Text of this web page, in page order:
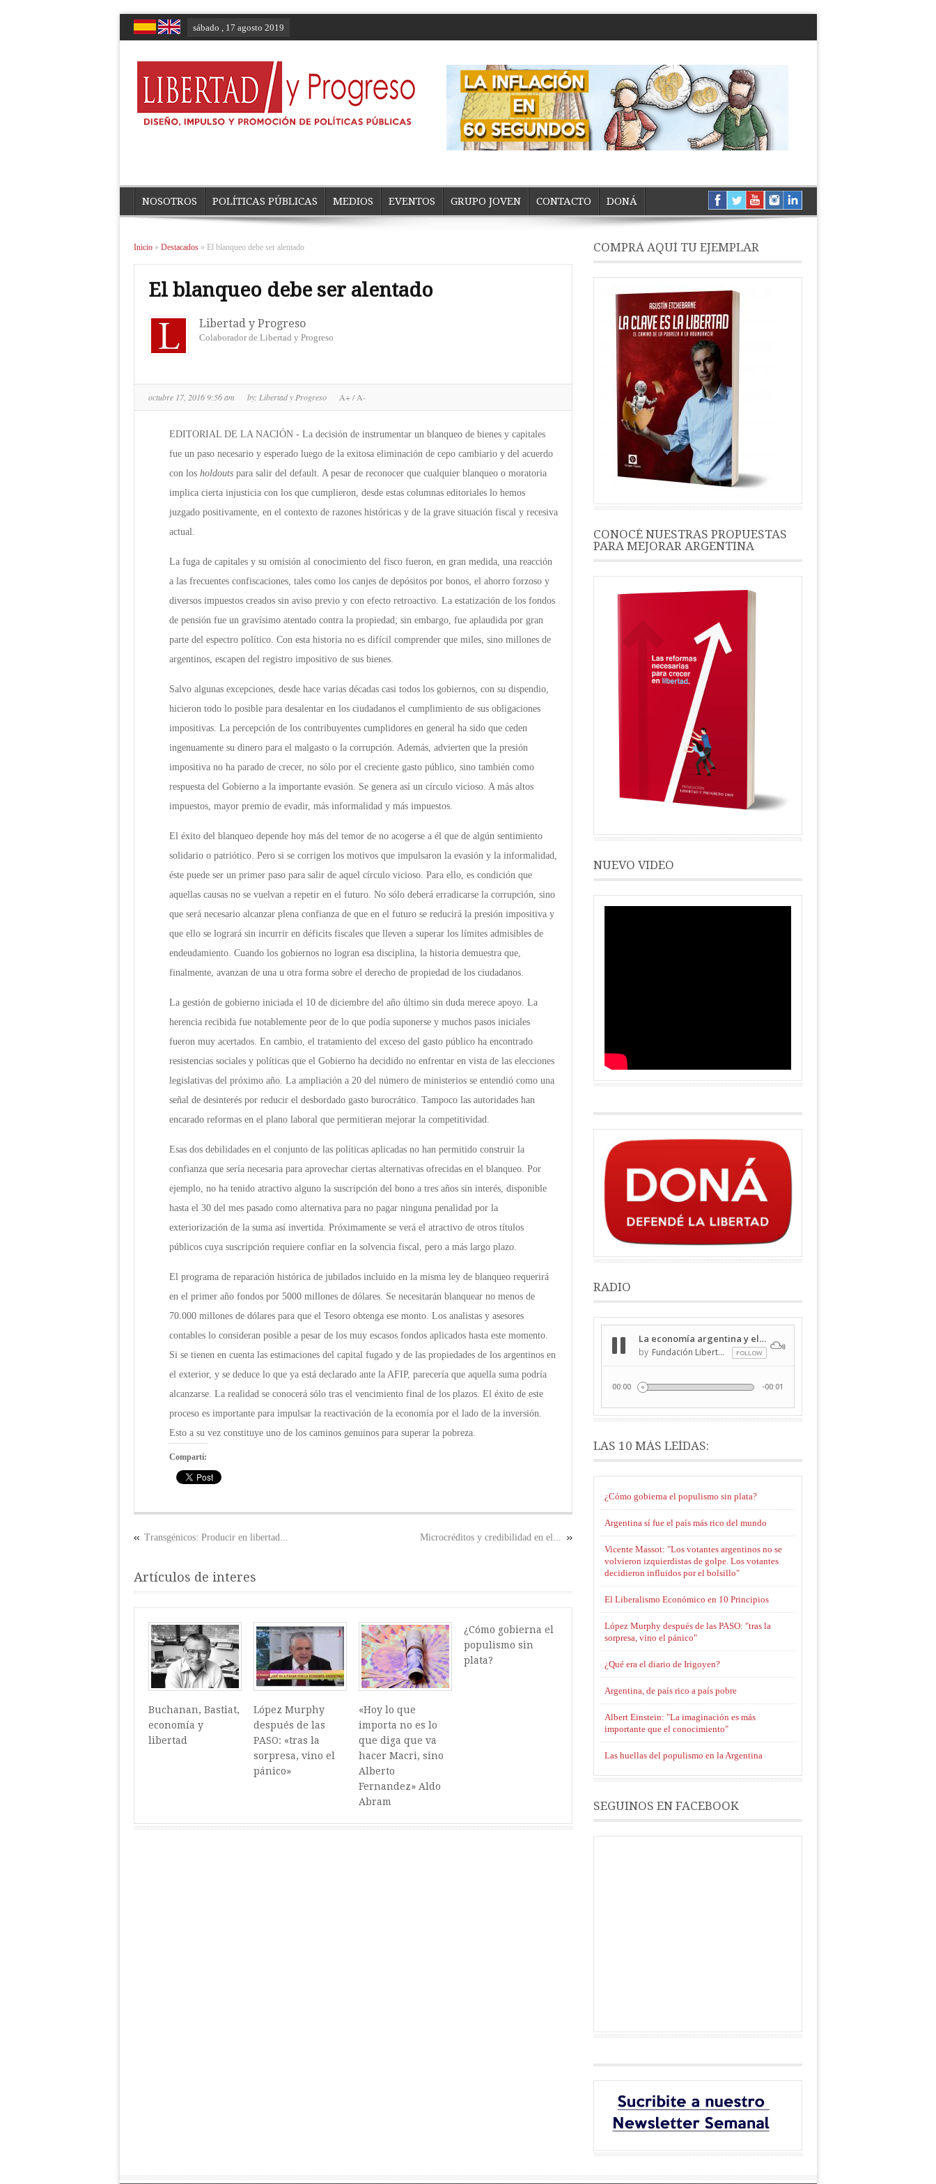
sábado , 17 agosto 2019
NOSOTROS POLÍTICAS PÚBLICAS MEDIOS EVENTOS GRUPO JOVEN CONTACTO DONÁ
Inicio » Destacados » El blanqueo debe ser alentado
El blanqueo debe ser alentado
Libertad y Progreso
Colaborador de Libertad y Progreso
octubre 17, 2016 9:56 am by: Libertad y Progreso A+/A-
EDITORIAL DE LA NACIÓN - La decisión de instrumentar un blanqueo de bienes y capitales
fue un paso necesario y esperado luego de la exitosa eliminación de cepo cambiario y del acuerdo
con los holdouts para salir del default. A pesar de reconocer que cualquier blanqueo o moratoria
implica cierta injusticia con los que cumplieron, desde estas columnas editoriales lo hemos
juzgado positivamente, en el contexto de razones históricas y de la grave situación fiscal y recesiva
actual.
La fuga de capitales y su omisión al conocimiento del fisco fueron, en gran medida, una reacción
a las frecuentes confiscaciones, tales como los canjes de depósitos por bonos, el ahorro forzoso y
diversos impuestos creados sin aviso previo y con efecto retroactivo. La estatización de los fondos
de pensión fue un gravísimo atentado contra la propiedad; sin embargo, fue aplaudida por gran
parte del espectro político. Con esta historia no es difícil comprender que miles, sino millones de
argentinos, escapen del registro impositivo de sus bienes.
Salvo algunas excepciones, desde hace varias décadas casi todos los gobiernos, con su dispendio,
hicieron todo lo posible para desalentar en los ciudadanos el cumplimiento de sus obligaciones
impositivas. La percepción de los contribuyentes cumplidores en general ha sido que ceden
ingenuamente su dinero para el malgasto o la corrupción. Además, advierten que la presión
impositiva no ha parado de crecer, no sólo por el creciente gasto público, sino también como
respuesta del Gobierno a la importante evasión. Se genera así un círculo vicioso. A más altos
impuestos, mayor premio de evadir, más informalidad y más impuestos.
El éxito del blanqueo depende hoy más del temor de no acogerse a él que de algún sentimiento
solidario o patriótico. Pero si se corrigen los motivos que impulsaron la evasión y la informalidad,
éste puede ser un primer paso para salir de aquel círculo vicioso. Para ello, es condición que
aquellas causas no se vuelvan a repetir en el futuro. No sólo deberá erradicarse la corrupción, sino
que será necesario alcanzar plena confianza de que en el futuro se reducirá la presión impositiva y
que ello se logrará sin incurrir en déficits fiscales que lleven a superar los límites admisibles de
endeudamiento. Cuando los gobiernos no logran esa disciplina, la historia demuestra que,
finalmente, avanzan de una u otra forma sobre el derecho de propiedad de los ciudadanos.
La gestión de gobierno iniciada el 10 de diciembre del año último sin duda merece apoyo. La
herencia recibida fue notablemente peor de lo que podía suponerse y muchos pasos iniciales
fueron muy acertados. En cambio, el tratamiento del exceso del gasto público ha encontrado
resistencias sociales y políticas que el Gobierno ha decidido no enfrentar en vista de las elecciones
legislativas del próximo año. La ampliación a 20 del número de ministerios se entendió como una
señal de desinterés por reducir el desbordado gasto burocrático. Tampoco las autoridades han
encarado reformas en el plano laboral que permitieran mejorar la competitividad.
Esas dos debilidades en el conjunto de las políticas aplicadas no han permitido construir la
confianza que sería necesaria para aprovechar ciertas alternativas ofrecidas en el blanqueo. Por
ejemplo, no ha tenido atractivo alguno la suscripción del bono a tres años sin interés, disponible
hasta el 30 del mes pasado como alternativa para no pagar ninguna penalidad por la
exteriorización de la suma así invertida. Próximamente se verá el atractivo de otros títulos
públicos cuya suscripción requiere confiar en la solvencia fiscal, pero a más largo plazo.
El programa de reparación histórica de jubilados incluido en la misma ley de blanqueo requerirá
en el primer año fondos por 5000 millones de dólares. Se necesitarán blanquear no menos de
70.000 millones de dólares para que el Tesoro obtenga ese monto. Los analistas y asesores
contables lo consideran posible a pesar de los muy escasos fondos aplicados hasta este momento.
Si se tienen en cuenta las estimaciones del capital fugado y de las propiedades de los argentinos en
el exterior, y se deduce lo que ya está declarado ante la AFIP, parecería que aquella suma podría
alcanzarse. La realidad se conocerá sólo tras el vencimiento final de los plazos. El éxito de este
proceso es importante para impulsar la reactivación de la economía por el lado de la inversión.
Esto a su vez constituye uno de los caminos genuinos para superar la pobreza.
Compartí:
Microcréditos y credibilidad en el...
Transgénicos: Producir en libertad...
Artículos de interes
Buchanan, Bastiat,
economía y
libertad
López Murphy
después de las
PASO: «tras la
sorpresa, vino el
pánico»
«Hoy lo que
importa no es lo
que diga que va
hacer Macri, sino
Alberto
Fernandez» Aldo
Abram
¿Cómo gobierna el
populismo sin
plata?
COMPRÁ AQUÍ TU EJEMPLAR
CONOCÉ NUESTRAS PROPUESTAS
PARA MEJORAR ARGENTINA
NUEVO VIDEO
RADIO
LAS 10 MÁS LEÍDAS:
¿Cómo gobierna el populismo sin plata?
Argentina sí fue el país más rico del mundo
Vicente Massot: "Los votantes argentinos no se
volvieron izquierdistas de golpe. Los votantes
decidieron influidos por el bolsillo"
El Liberalismo Económico en 10 Principios
López Murphy después de las PASO: "tras la
sorpresa, vino el pánico"
¿Qué era el diario de Irigoyen?
Argentina, de país rico a país pobre
Albert Einstein: "La imaginación es más
importante que el conocimiento"
Las huellas del populismo en la Argentina
SEGUINOS EN FACEBOOK